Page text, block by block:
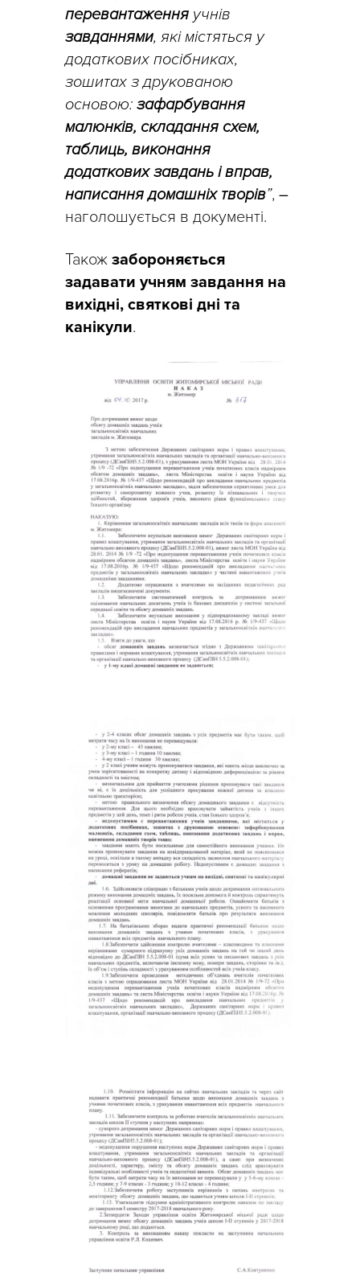
перевантаження учнів
завданнями, які містяться у
додаткових посібниках,
зошитах з друкованою
основою: зафарбування
малюнків, складання схем,
таблиць, виконання
додаткових завдань і вправ,
написання домашніх творів”, –
наголошується в документі.
Також забороняється
задавати учням завдання на
вихідні, святкові дні та
канікули.